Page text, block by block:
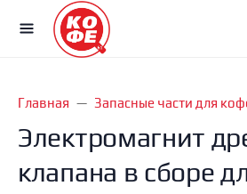
Главная Запасные части для
Электромагнит
клапана в сборе